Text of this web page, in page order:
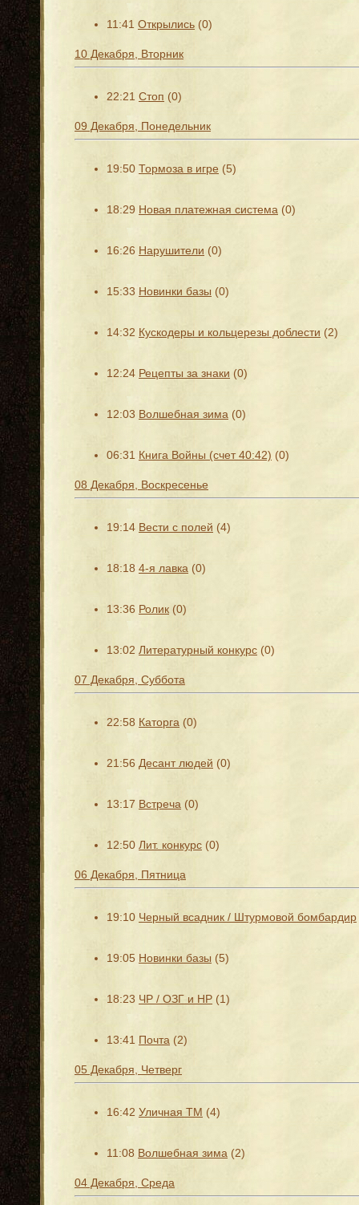
11:41 Открылись (0)
10 Декабря, Вторник
22:21 Стоп (0)
09 Декабря, Понедельник
19:50 Тормоза в игре (5)
18:29 Новая платежная система (0)
16:26 Нарушители (0)
15:33 Новинки базы (0)
14:32 Кускодеры и кольцерезы доблести (2)
12:24 Рецепты за знаки (0)
12:03 Волшебная зима (0)
06:31 Книга Войны (счет 40:42) (0)
08 Декабря, Воскресенье
19:14 Вести с полей (4)
18:18 4-я лавка (0)
13:36 Ролик (0)
13:02 Литературный конкурс (0)
07 Декабря, Суббота
22:58 Каторга (0)
21:56 Десант людей (0)
13:17 Встреча (0)
12:50 Лит. конкурс (0)
06 Декабря, Пятница
19:10 Черный всадник / Штурмовой бомбардир
19:05 Новинки базы (5)
18:23 ЧР / ОЗГ и НР (1)
13:41 Почта (2)
05 Декабря, Четверг
16:42 Уличная ТМ (4)
11:08 Волшебная зима (2)
04 Декабря, Среда